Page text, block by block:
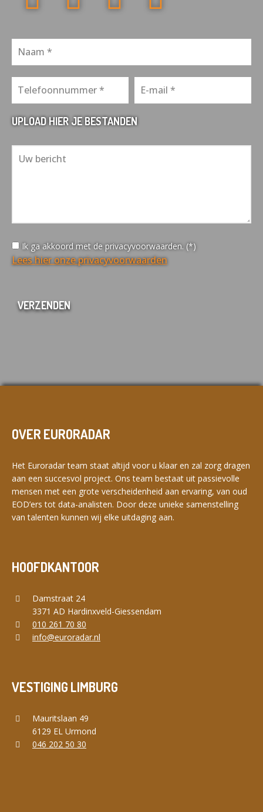
UPLOAD HIER JE BESTANDEN
Ik ga akkoord met de privacyvoorwaarden. (*)
Lees hier onze privacyvoorwaarden
OVER EURORADAR
Het Euroradar team staat altijd voor u klaar en zal zorg dragen
aan een succesvol project. Ons team bestaat uit passievolle
mensen met een grote verscheidenheid aan ervaring, van oud
EOD’ers tot data-analisten. Door deze unieke samenstelling
van talenten kunnen wij elke uitdaging aan.
HOOFDKANTOOR
Damstraat 24
3371 AD Hardinxveld-Giessendam
010 261 70 80
info@euroradar.nl
VESTIGING LIMBURG
Mauritslaan 49
6129 EL Urmond
046 202 50 30